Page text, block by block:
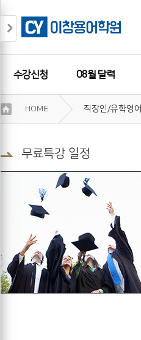
수강신청 08월 달력
수강후기
용
약
개
HOME 직장인/유학영어
무료특강 일정